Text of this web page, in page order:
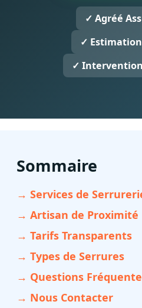
✓ Agréé
✓
✓
Sommaire
→ Services de
→ Artisan de Proximité
→ Tarifs Transparents
→ Types de Serrures
→ Questions
→ Nous Contacter